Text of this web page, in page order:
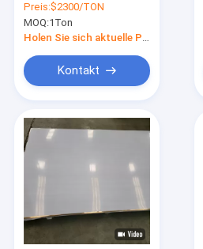
PVC-Paket
Preis:$2300/TON
MOQ:1Ton
Kontakt